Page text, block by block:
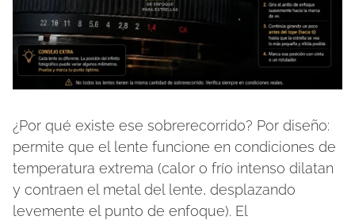
¿Por qué existe ese sobrerecorrido? Por diseño:
permite que el lente funcione en condiciones de
temperatura extrema (calor o frío intenso dilatan
y contraen el metal del lente, desplazando
levemente el punto de enfoque). El